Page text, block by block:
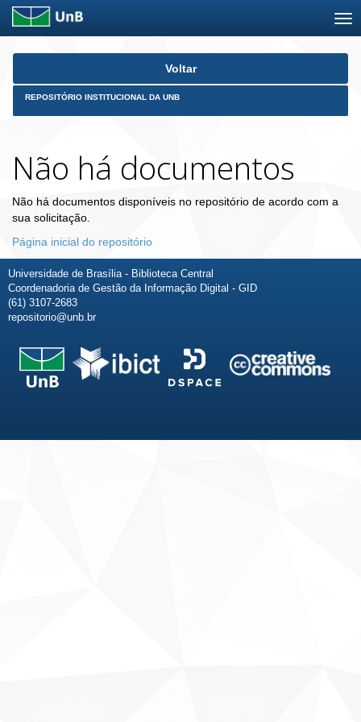
Skip
Voltar
REPOSITÓRIO INSTITUCIONAL DA UNB
Não há documentos
Não há documentos disponíveis no repositório de acordo com a
sua solicitação.
Página inicial do repositório
Universidade de Brasília - Biblioteca Central
Coordenadoria de Gestão da Informação Digital - GID
(61) 3107-2683
repositorio@unb.br